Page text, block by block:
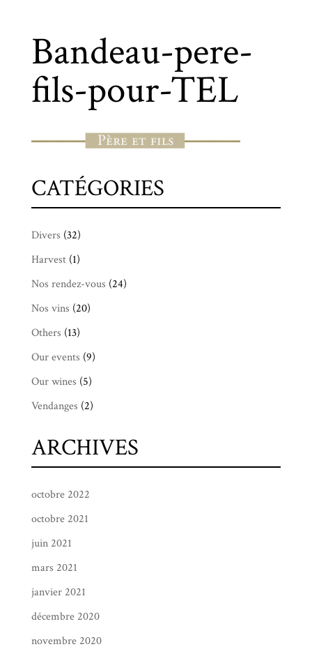
Bandeau-pere-
fils-pour-TEL
CATÉGORIES
Divers (32)
Harvest(1)
Nos rendez-vous (24)
Nos vins (20)
Others (13)
Our events (9)
Our wines (5)
Vendanges (2)
ARCHIVES
octobre 2022
octobre 2021
juin 2021
mars 2021
janvier 2021
décembre 2020
novembre 2020